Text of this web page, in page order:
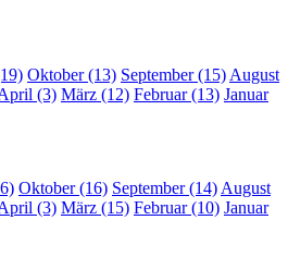
Oktober (13) September (15) August
(3) März (12) Februar (13) Januar
Oktober (16) September (14) August
(3) März (15) Februar (10) Januar